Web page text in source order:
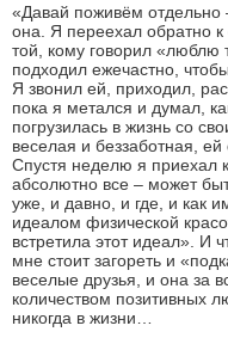
«Давай поживём отдельно
она. Я переехал обратно
той, кому говорил «люблю
подходил ежечастно,
Я звонил ей, приходил,
пока я метался и думал,
погрузилась в жизнь со
веселая и беззаботная, ей
Спустя неделю я приехал
абсолютно все – может
уже, и давно, и где, и как
идеалом физической
встретила этот идеал». И
мне стоит загореть и
веселые друзья, и она за
количеством позитивных
никогда в жизни…